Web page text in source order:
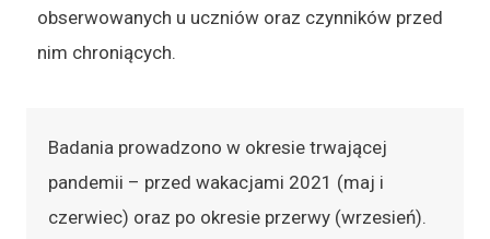
obserwowanych u uczniów oraz czynników przed
nim chroniących.
Badania prowadzono w okresie trwającej
pandemii – przed wakacjami 2021 (maj i
czerwiec) oraz po okresie przerwy (wrzesień).